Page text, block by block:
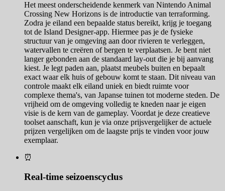
Het meest onderscheidende kenmerk van Nintendo Animal
Crossing New Horizons is de introductie van terraforming.
Zodra je eiland een bepaalde status bereikt, krijg je toegang
tot de Island Designer-app. Hiermee pas je de fysieke
structuur van je omgeving aan door rivieren te verleggen,
watervallen te creëren of bergen te verplaatsen. Je bent niet
langer gebonden aan de standaard lay-out die je bij aanvang
kiest. Je legt paden aan, plaatst meubels buiten en bepaalt
exact waar elk huis of gebouw komt te staan. Dit niveau van
controle maakt elk eiland uniek en biedt ruimte voor
complexe thema's, van Japanse tuinen tot moderne steden. De
vrijheid om de omgeving volledig te kneden naar je eigen
visie is de kern van de gameplay. Voordat je deze creatieve
toolset aanschaft, kun je via onze prijsvergelijker de actuele
prijzen vergelijken om de laagste prijs te vinden voor jouw
exemplaar.
⏰
Real-time seizoenscyclus